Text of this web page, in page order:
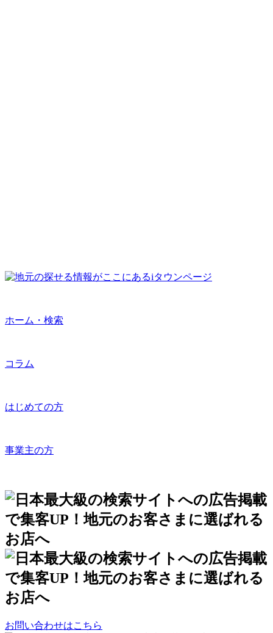
ホーム・検索
コラム
はじめての方
事業主の方
お問い合わせはこちら